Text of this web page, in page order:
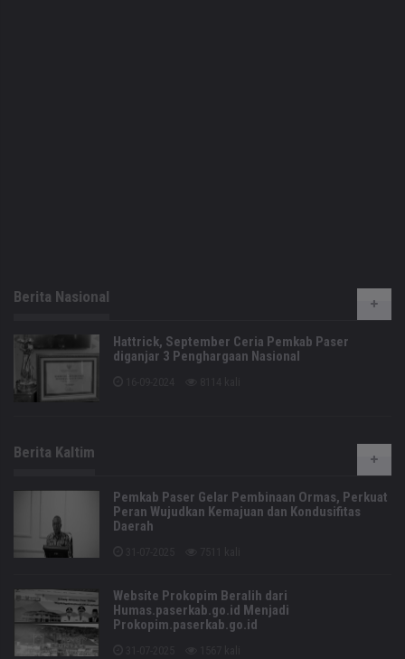
Berita Nasional
Hattrick, September Ceria Pemkab Paser
diganjar 3 Penghargaan Nasional
Berita Kaltim
Pemkab Paser Gelar Pembinaan Ormas, Perkuat
Peran Wujudkan Kemajuan dan Kondusifitas
Daerah
Website Prokopim Beralih dari
Humas.paserkab.go.id Menjadi
Prokopim.paserkab.go.id